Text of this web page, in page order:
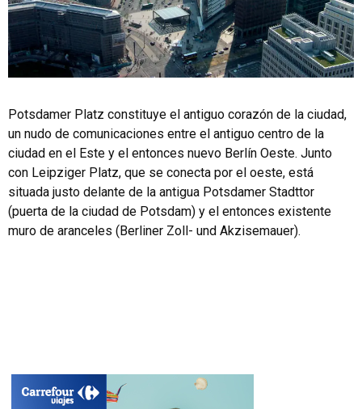
Potsdamer Platz constituye el antiguo corazón de la ciudad,
un nudo de comunicaciones entre el antiguo centro de la
ciudad en el Este y el entonces nuevo Berlín Oeste. Junto
con Leipziger Platz, que se conecta por el oeste, está
situada justo delante de la antigua Potsdamer Stadttor
(puerta de la ciudad de Potsdam) y el entonces existente
muro de aranceles (Berliner Zoll- und Akzisemauer).